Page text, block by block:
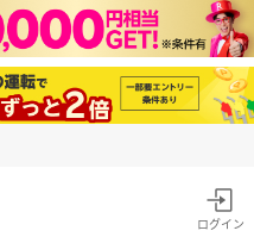
ログイン